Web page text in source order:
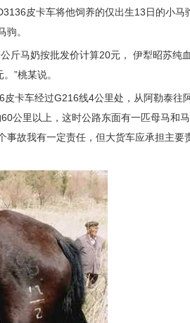
皮卡车将他饲养的仅出生13日的小马
。
斤马奶按批发价计算20元， 伊犁昭苏纯
”桃某说。
卡车经过G216线4公里处，从阿勒泰往
公里以上，这时公路东面有一匹母马和
故我有一定责任，但大货车应承担主要